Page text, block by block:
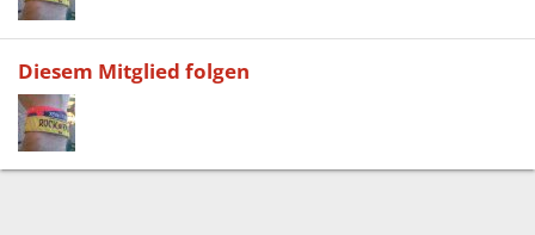
Diesem Mitglied folgen